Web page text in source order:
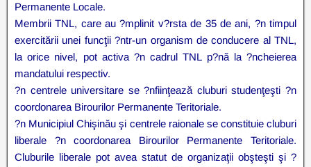
Permanente Locale.
Membrii TNL, care au ?mplinit v?rsta de 35 de ani, ?n timpul
exercitării unei funcţii ?ntr-un organism de conducere al TNL,
la orice nivel, pot activa ?n cadrul TNL p?nă la ?ncheierea
mandatului respectiv.
?n centrele universitare se ?nfiinţează cluburi studenţeşti ?n
coordonarea Birourilor Permanente Teritoriale.
?n Municipiul Chişinău şi centrele raionale se constituie cluburi
liberale ?n coordonarea Birourilor Permanente Teritoriale.
Cluburile liberale pot avea statut de organizaţii obşteşti şi ?